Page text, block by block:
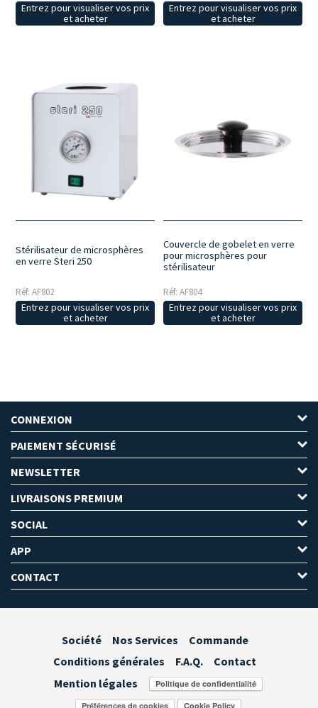
Entrez pour visualiser vos prix
et acheter
Entrez pour visualiser vos prix
et acheter
Stérilisateur de microsphères
en verre Steri 250
Réf: AF802
Entrez pour visualiser vos prix
et acheter
Couvercle de gobelet en verre
pour microsphères pour
stérilisateur
Réf: AF804
Entrez pour visualiser vos prix
et acheter
CONNEXION
PAIEMENT SÉCURISÉ
NEWSLETTER
LIVRAISONS PREMIUM
SOCIAL
APP
CONTACT
Société Nos Services
Commande
Conditions générales
F.A.Q.
Contact
Mention légales
Préférences de cookies